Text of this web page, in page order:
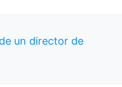
un director de